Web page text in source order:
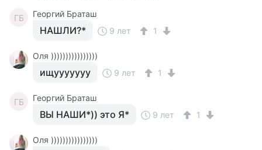
ГБ Георгий Браташ
НАШЛИ?* 9 лет 1
Оля ))))))))))))))))
ищууууууу 9 лет 1
ГБ Георгий Браташ
ВЫ НАШИ*)) это Я* 9 лет 1
Оля ))))))))))))))))